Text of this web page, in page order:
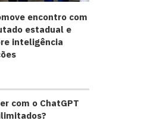
encontro com
estadual e
inteligência
com o ChatGPT